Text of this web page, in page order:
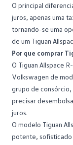
O principal
juros, apenas uma
tornando-se uma
de um Tiguan
Por que comprar
O Tiguan Allspace
Volkswagen de
grupo de consórcio,
precisar
juros.
O modelo Tiguan
potente, sofisticado